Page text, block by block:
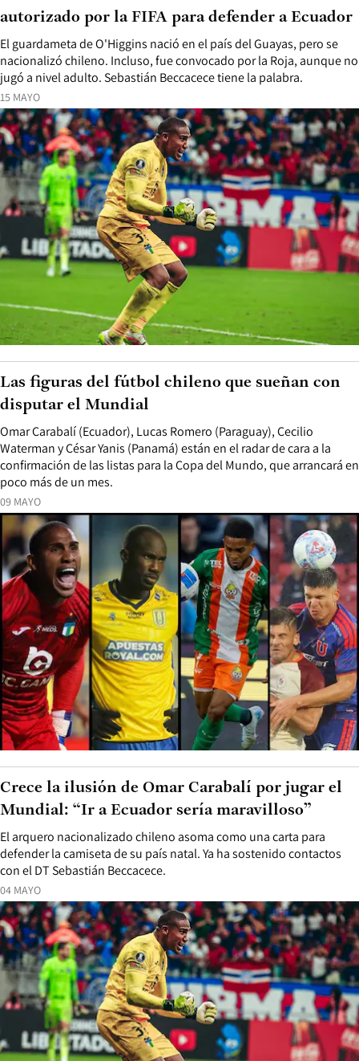
15 MAYO
El guardameta de O'Higgins nació en el país del Guayas, pero se
nacionalizó chileno. Incluso, fue convocado por la Roja, aunque no
jugó a nivel adulto. Sebastián Beccacece tiene la palabra.
autorizado por la FIFA para defender a Ecuador
09 MAYO
Omar Carabalí (Ecuador), Lucas Romero (Paraguay), Cecilio
Waterman y César Yanis (Panamá) están en el radar de cara a la
confirmación de las listas para la Copa del Mundo, que arrancará en
poco más de un mes.
Las figuras del fútbol chileno que sueñan con
disputar el Mundial
04 MAYO
El arquero nacionalizado chileno asoma como una carta para
defender la camiseta de su país natal. Ya ha sostenido contactos
con el DT Sebastián Beccacece.
Crece la ilusión de Omar Carabalí por jugar el
Mundial: “Ir a Ecuador sería maravilloso”